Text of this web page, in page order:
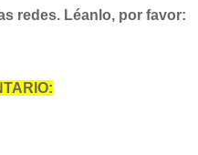
redes. Léanlo, por favor: